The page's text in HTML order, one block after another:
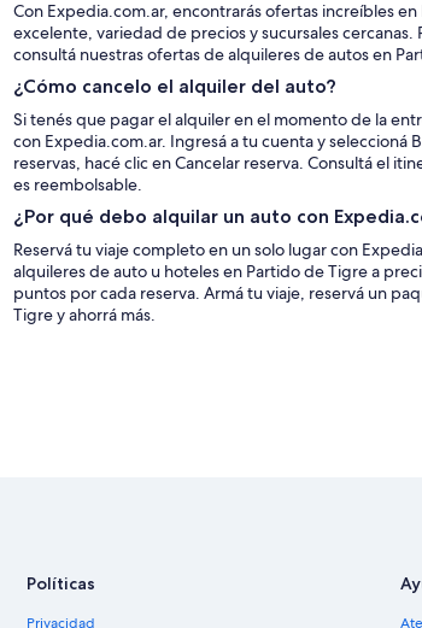
Con Expedia.com.ar, encontrarás ofertas increíbles
excelente, variedad de precios y sucursales
consultá nuestras ofertas de alquileres de autos en
¿Cómo cancelo el alquiler del auto?
Si tenés que pagar el alquiler en el momento de la
con Expedia.com.ar. Ingresá a tu cuenta y seleccioná
reservas, hacé clic en Cancelar reserva. Consultá el
es reembolsable.
¿Por qué debo alquilar un auto con
Reservá tu viaje completo en un solo lugar con
alquileres de auto u hoteles en Partido de Tigre a
puntos por cada reserva. Armá tu viaje, reservá un
Tigre y ahorrá más.
Políticas
Privacidad